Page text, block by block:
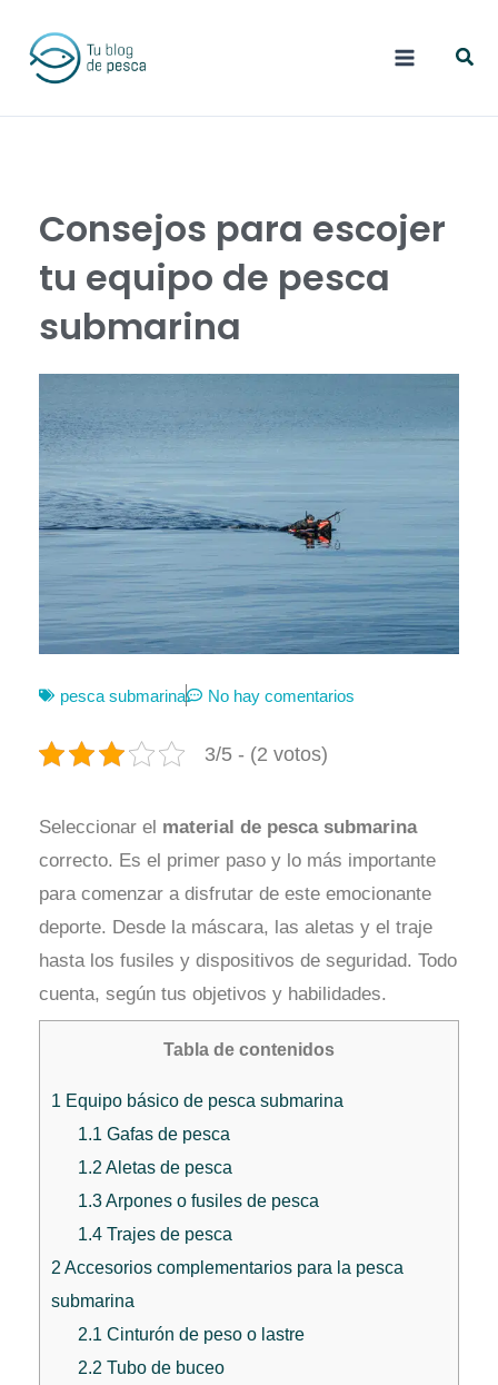
Consejos para escojer
tu equipo de pesca
submarina
pesca submarina No hay comentarios
3/5 - (2 votos)
Seleccionar el material de pesca submarina
correcto. Es el primer paso y lo más importante
para comenzar a disfrutar de este emocionante
deporte. Desde la máscara, las aletas y el traje
hasta los fusiles y dispositivos de seguridad. Todo
cuenta, según tus objetivos y habilidades.
Tabla de contenidos
1 Equipo básico de pesca submarina
1.1 Gafas de pesca
1.2 Aletas de pesca
1.3Arpones o fusiles de pesca
1.4 Trajes de pesca
2 Accesorios complementarios para la pesca
submarina
2.1 Cinturón de peso o lastre
2.2 Tubo de buceo